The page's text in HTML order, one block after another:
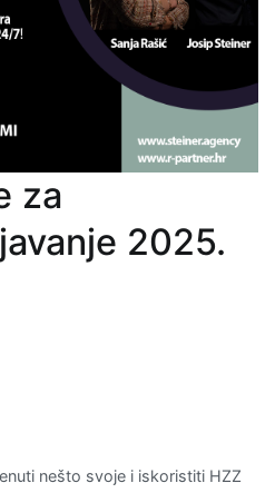
za
2025.
nešto svoje i iskoristiti HZZ